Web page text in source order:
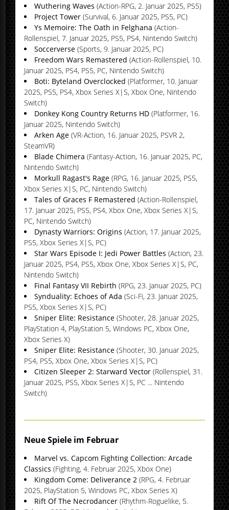
Wuthering Waves (Action-RPG, 2. Januar 2025, PS5)
Project Tower(Survival, 6. Januar 2025, PS5, PC)
Ys Memoire: The Oath in Felghana (Action-
Rollenspiel, 7. Januar 2025, PS5, PS4, Nintendo Switch)
Soccerverse(Sports, 9. Januar 2025, PC)
Freedom Wars Remastered (Action-Rollenspiel, 10.
Januar 2025, PS4, PS5, PC, Nintendo Switch)
Boti: Byteland Overclocked (Platformer, 10. Januar
2025, PS5, PS4, Xbox Series X|S, Xbox One, Nintendo
Switch)
Donkey Kong Country Returns HD(Platformer, 16.
Januar 2025, Nintendo Switch)
Arken Age(VR-Action, 16. Januar 2025, PSVR 2,
SteamVR)
Blade Chimera (Fantasy-Action, 16. Januar 2025, PC,
Nintendo Switch)
Morkull Ragast's Rage(RPG, 16. Januar 2025, PS5,
Xbox Series X|S, PC, Nintendo Switch)
Tales of Graces F Remastered (Action-Rollenspiel,
17. Januar 2025, PS5, PS4, Xbox One, Xbox Series X|S,
PC, Nintendo Switch)
Dynasty Warriors: Origins (Action, 17. Januar 2025,
PS5, Xbox Series X|S, PC)
Star Wars Episode I: Jedi Power Battles (Action, 23.
Januar 2025, PS4, PS5, Xbox One, Xbox Series X|S, PC,
Nintendo Switch)
Final Fantasy VII Rebirth (RPG, 23. Januar 2025, PC)
Synduality: Echoes of Ada (Sci-Fi, 23. Januar 2025,
PS5, Xbox Series X|S, PC)
Sniper Elite: Resistance(Shooter, 28. Januar 2025,
PlayStation 4, PlayStation 5, Windows PC, Xbox One,
Xbox Series X)
Sniper Elite: Resistance(Shooter, 30. Januar 2025,
PS4, PS5, Xbox One, Xbox Series X|S, PC)
Citizen Sleeper 2: Starward Vector(Rollenspiel, 31.
Januar 2025, PS5, Xbox Series X|S, PC ... Nintendo
Switch)
Neue Spiele im Februar
Marvel vs. Capcom Fighting Collection: Arcade
Classics (Fighting, 4. Februar 2025, Xbox One)
Kingdom Come: Deliverance 2 (RPG, 4. Februar
2025, PlayStation 5, Windows PC, Xbox Series X)
Rift Of The Necrodancer(Rhythm-Roguelike, 5.